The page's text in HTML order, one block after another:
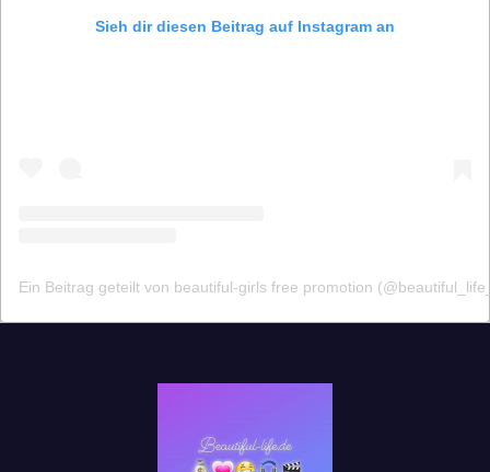
Sieh dir diesen Beitrag auf Instagram an
Ein Beitrag geteilt von beautiful-girls free promotion